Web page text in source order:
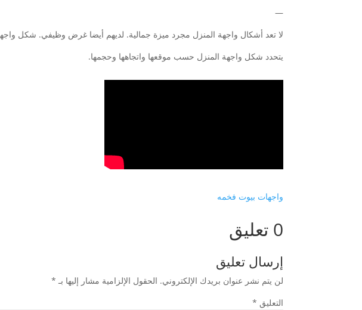
—
لا تعد أشكال واجهة المنزل مجرد ميزة جمالية. لديهم أيضا غرض وظيفي. شكل واجهة
يتحدد شكل واجهة المنزل حسب موقعها واتجاهها وحجمها.
واجهات بيوت فخمه
0 تعليق
إرسال تعليق
لن يتم نشر عنوان بريدك الإلكتروني. الحقول الإلزامية مشار إليها بـ *
التعليق *